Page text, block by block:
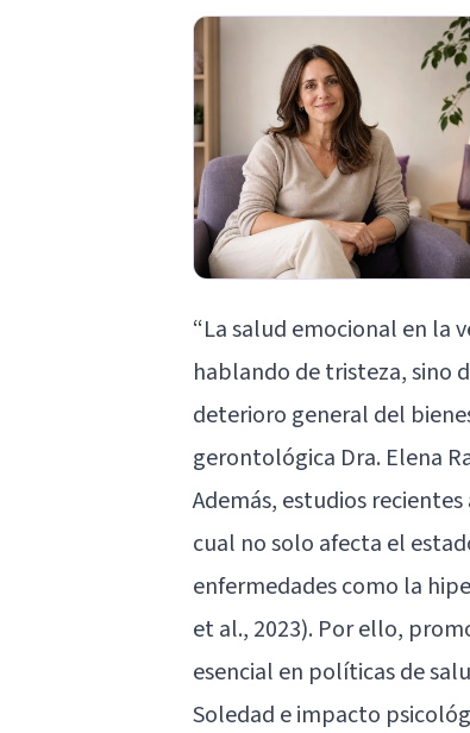
“La salud emocional en la
hablando de tristeza, sino
deterioro general del
gerontológica Dra. Elena
Además, estudios
cual no solo afecta el
enfermedades como la
et al., 2023). Por ello,
esencial en políticas de
Soledad e impacto